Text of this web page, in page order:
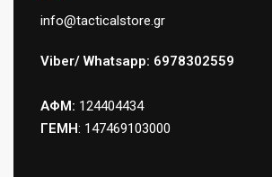
info@tacticalstore.gr
Viber/ Whatsapp: 6978302559
ΑΦΜ: 124404434
ΓΕΜΗ: 147469103000